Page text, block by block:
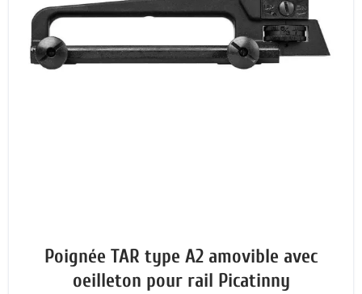
Poignée TAR type A2 amovible avec
oeilleton pour rail Picatinny